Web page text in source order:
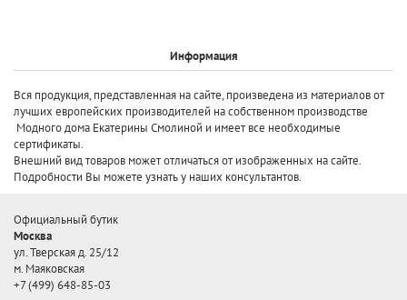
Информация
Вся продукция, представленная на сайте, произведена из материалов от
лучших европейских производителей на собственном производстве
Модного дома Екатерины Смолиной и имеет все необходимые
сертификаты.
Внешний вид товаров может отличаться от изображенных на сайте.
Подробности Вы можете узнать у наших консультантов.
Официальный бутик
Москва
ул. Тверская д. 25/12
м. Маяковская
+7 (499) 648-85-03